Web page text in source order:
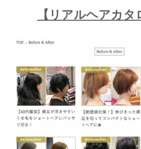
【リアルヘアカタ